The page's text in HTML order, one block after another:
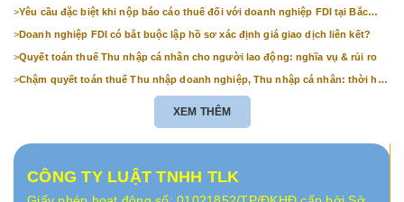
>Yêu cầu đặc biệt khi nộp báo cáo thuế đối với doanh nghiệp FDI tại Bắc
>Doanh nghiệp FDI có bắt buộc lập hồ sơ xác định giá giao dịch liên kết?
>Quyết toán thuế Thu nhập cá nhân cho người lao động: nghĩa vụ & rủi ro
>Chậm quyết toán thuế Thu nhập doanh nghiệp, Thu nhập cá nhân: thời hạn
XEM THÊM
CÔNG TY LUẬT TNHH TLK